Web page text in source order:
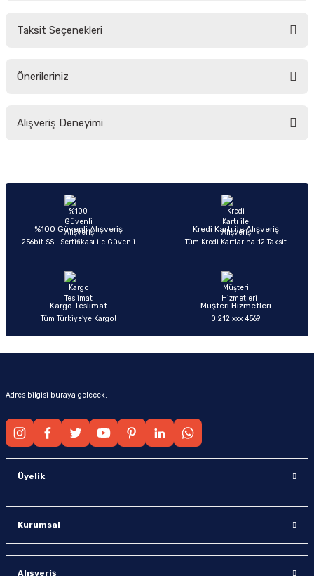
Taksit Seçenekleri
Önerileriniz
yetersiz gördüğünüz noktaları öneri formunu kullanarak tarafımıza
Ürün açıklamasında eksik bilgiler bulunuyor.
Ürün bilgilerinde hatalar bulunuyor.
Ürün fiyatı diğer sitelerden daha pahalı.
Alışveriş Deneyimi
Sitemize ilk yorumu siz yapın!
%100 Güvenli Alışveriş
256bit SSL Sertifikası ile Güvenli
Kredi Kartı ile Alışveriş
Tüm Kredi Kartlarına 12 Taksit
Kargo Teslimat
Tüm Türkiye’ye Kargo!
Müşteri Hizmetleri
0 212 xxx 4569
Adres bilgisi buraya gelecek.
Üyelik
Kurumsal
Alışveriş